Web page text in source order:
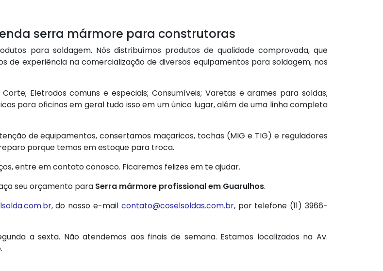
serra mármore para construtoras
para soldagem. Nós distribuímos produtos de qualidade comprovada, que
de experiência na comercialização de diversos equipamentos para soldagem, nos
Eletrodos comuns e especiais; Consumíveis; Varetas e arames para soldas;
para oficinas em geral tudo isso em um único lugar, além de uma linha completa
de equipamentos, consertamos maçaricos, tochas (MIG e TIG) e reguladores
porque temos em estoque para troca.
entre em contato conosco. Ficaremos felizes em te ajudar.
seu orçamento para Serra mármore profissional em Guarulhos.
, do nosso e-mail contato@coselsoldas.com.br, por telefone (11) 3966-
a sexta. Não atendemos aos finais de semana. Estamos localizados na Av.